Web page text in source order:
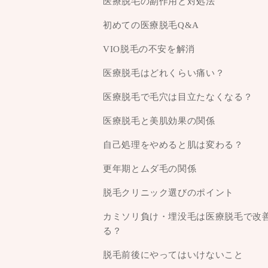
初めての医療脱毛Q&A
VIO脱毛の不安を解消
医療脱毛はどれくらい痛い？
医療脱毛で毛穴は目立たなくなる？
医療脱毛と美肌効果の関係
自己処理をやめると肌は変わる？
更年期とムダ毛の関係
脱毛クリニック選びのポイント
カミソリ負け・埋没毛は医療脱毛で改
る？
脱毛前後にやってはいけないこと